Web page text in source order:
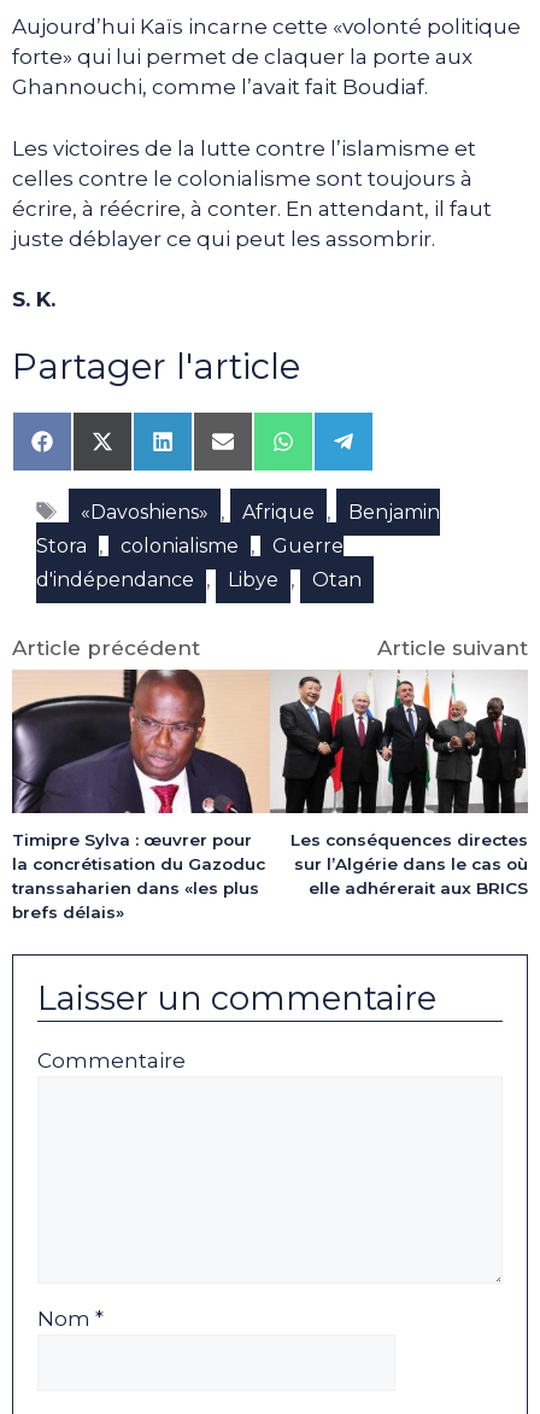
Aujourd’hui Kaïs incarne cette «volonté politique
forte» qui lui permet de claquer la porte aux
Ghannouchi, comme l’avait fait Boudiaf.
Les victoires de la lutte contre l’islamisme et
celles contre le colonialisme sont toujours à
écrire, à réécrire, à conter. En attendant, il faut
juste déblayer ce qui peut les assombrir.
S. K.
Partager l'article
Share
on
Facebook
Share
on
X
(Twitter)
Share
on
LinkedIn
Share
on
Email
Share
on
WhatsApp
Share
on
Telegram
Étiquettes
«Davoshiens» , Afrique ,
Benjamin
Stora
, colonialisme ,
Guerre
d'indépendance
, Libye , Otan
Article précédent
Timipre Sylva : œuvrer pour
la concrétisation du Gazoduc
transsaharien dans «les plus
brefs délais»
Article suivant
Les conséquences directes
sur l’Algérie dans le cas où
elle adhérerait aux BRICS
Laisser un commentaire
Commentaire
Nom *